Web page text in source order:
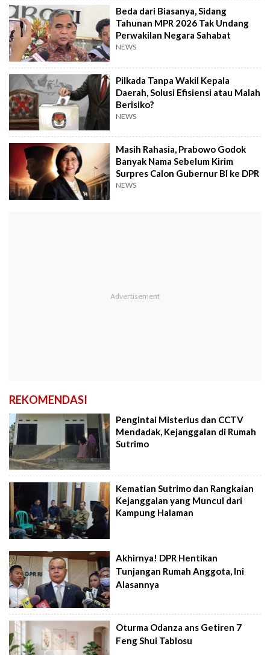
Beda dari Biasanya, Sidang
Tahunan MPR 2026 Tak Undang
Perwakilan Negara Sahabat
NEWS
Pilkada Tanpa Wakil Kepala
Daerah, Solusi Efisiensi atau Malah
Berisiko?
NEWS
Masih Rahasia, Prabowo Godok
Banyak Nama Sebelum Kirim
Surpres Calon Gubernur BI ke DPR
NEWS
REKOMENDASI
Pengintai Misterius dan CCTV
Mendadak, Kejanggalan di Rumah
Sutrimo
Kematian Sutrimo dan Rangkaian
Kejanggalan yang Muncul dari
Kampung Halaman
Akhirnya! DPR Hentikan
Tunjangan Rumah Anggota, Ini
Alasannya
Oturma Odanza ans Getiren 7
Feng Shui Tablosu